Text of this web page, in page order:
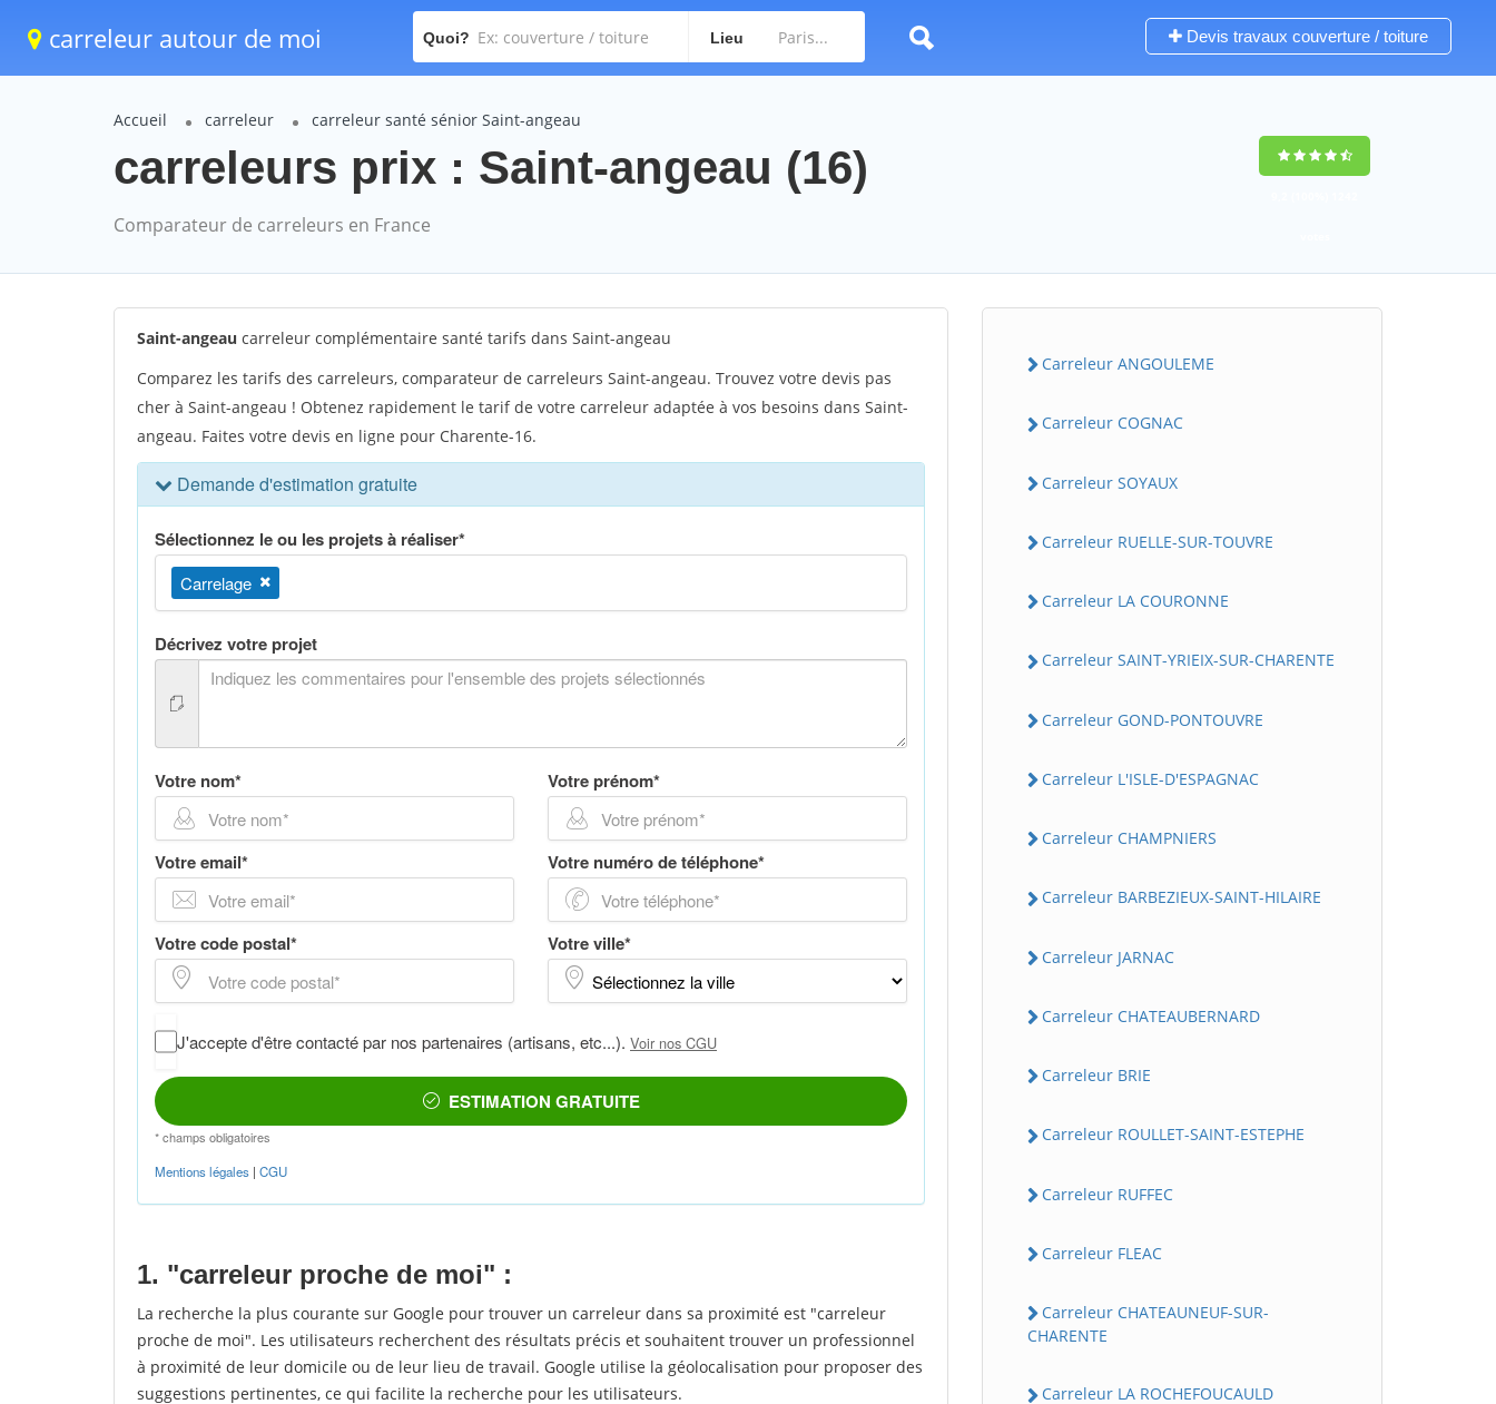
carreleur autour de moi Quoi? Lieu Devis travaux couverture / toiture
Accueil carreleur carreleur santé sénior Saint-angeau
carreleurs prix : Saint-angeau (16)
Comparateur de carreleurs en France
Saint-angeau carreleur complémentaire santé tarifs dans Saint-angeau
Comparez les tarifs des carreleurs, comparateur de carreleurs Saint-angeau. Trouvez votre devis pas
cher à Saint-angeau ! Obtenez rapidement le tarif de votre carreleur adaptée à vos besoins dans Saint-
angeau. Faites votre devis en ligne pour Charente-16.
1. "carreleur proche de moi" :
La recherche la plus courante sur Google pour trouver un carreleur dans sa proximité est "carreleur
proche de moi". Les utilisateurs recherchent des résultats précis et souhaitent trouver un professionnel
à proximité de leur domicile ou de leur lieu de travail. Google utilise la géolocalisation pour proposer des
suggestions pertinentes, ce qui facilite la recherche pour les utilisateurs.
Carreleur ANGOULEME
Carreleur COGNAC
Carreleur SOYAUX
Carreleur RUELLE-SUR-TOUVRE
Carreleur LA COURONNE
Carreleur SAINT-YRIEIX-SUR-CHARENTE
Carreleur GOND-PONTOUVRE
Carreleur L'ISLE-D'ESPAGNAC
Carreleur CHAMPNIERS
Carreleur BARBEZIEUX-SAINT-HILAIRE
Carreleur JARNAC
Carreleur CHATEAUBERNARD
Carreleur BRIE
Carreleur ROULLET-SAINT-ESTEPHE
Carreleur RUFFEC
Carreleur FLEAC
Carreleur CHATEAUNEUF-SUR-
CHARENTE
Carreleur LA ROCHEFOUCAULD